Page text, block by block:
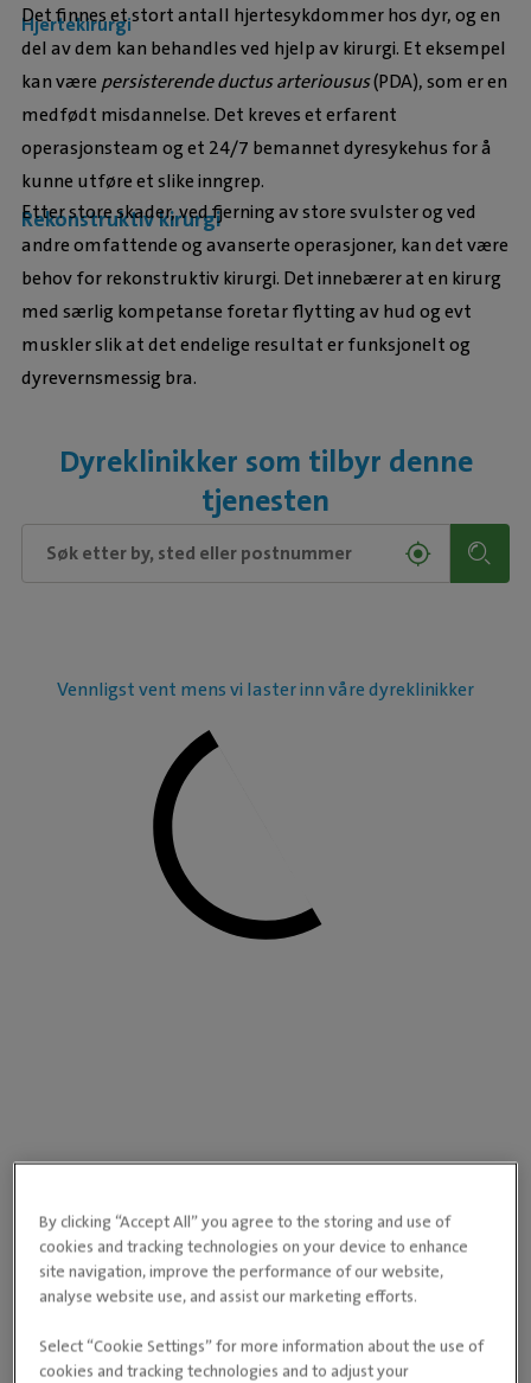
Hjertekirurgi
Det finnes et stort antall hjertesykdommer hos dyr, og en
del av dem kan behandles ved hjelp av kirurgi. Et eksempel
kan være persisterende ductus arteriousus(PDA), som er en
medfødt misdannelse. Det kreves et erfarent
operasjonsteam og et 24/7 bemannet dyresykehus for å
kunne utføre et slike inngrep.
Rekonstruktiv kirurgi
Etter store skader, ved fjerning av store svulster og ved
andre omfattende og avanserte operasjoner, kan det være
behov for rekonstruktiv kirurgi. Det innebærer at en kirurg
med særlig kompetanse foretar flytting av hud og evt
muskler slik at det endelige resultat er funksjonelt og
dyrevernsmessig bra.
Dyreklinikker som tilbyr denne
tjenesten
Vennligst vent mens vi laster inn våre dyreklinikker
By clicking “Accept All” you agree to the storing and use of
cookies and tracking technologies on your device to enhance
site navigation, improve the performance of our website,
analyse website use, and assist our marketing efforts.
Select “Cookie Settings” for more information about the use of
cookies and tracking technologies and to adjust your